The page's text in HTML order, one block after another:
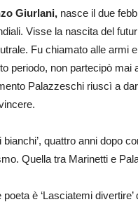
Giurlani, nasce il due
Visse la nascita del
Fu chiamato alle armi
periodo, non partecipò mai
Palazzeschi riuscì a
quattro anni dopo
Quella tra Marinetti e
è ‘Lasciatemi